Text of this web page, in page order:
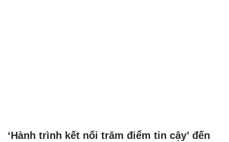
‘Hành trình kết nối trăm điểm tin cậy’ đến